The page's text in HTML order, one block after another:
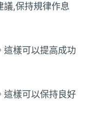
議,保持規律作息
這樣可以提高成功
這樣可以保持良好